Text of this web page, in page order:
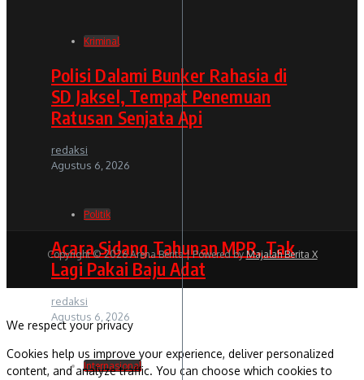
Kriminal
Polisi Dalami Bunker Rahasia di
SD Jaksel, Tempat Penemuan
Ratusan Senjata Api
redaksi
Agustus 6, 2026
Politik
Acara Sidang Tahunan MPR, Tak
Lagi Pakai Baju Adat
redaksi
Agustus 6, 2026
Internasional
Copyright © 2026 Arena Berita | Powered byMajalah Berita X
We respect your privacy
Cookies help us improve your experience, deliver personalized
content, and analyze traffic. You can choose which cookies to